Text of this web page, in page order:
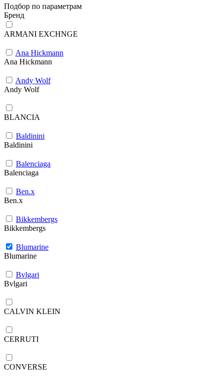
Подбор по параметрам
Бренд
ARMANI EXCHNGE
Ana Hickmann
Ana Hickmann
Andy Wolf
Andy Wolf
BLANCIA
Baldinini
Baldinini
Balenciaga
Balenciaga
Ben.x
Ben.x
Bikkembergs
Bikkembergs
Blumarine
Blumarine
Bvlgari
Bvlgari
CALVIN KLEIN
CERRUTI
CONVERSE